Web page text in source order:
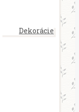
Dekorácie